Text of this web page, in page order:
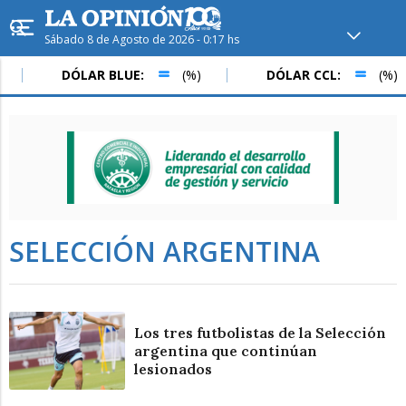
Sábado 8 de Agosto de 2026 - 0:17 hs
Hoy enRafaela ver clima
Mín / Máx
Humedad
Presión
Sáb Dom
DÓLAR BLUE: (%) DÓLAR CCL: (%)
SELECCIÓN ARGENTINA
Los tres futbolistas de la Selección
argentina que continúan
lesionados